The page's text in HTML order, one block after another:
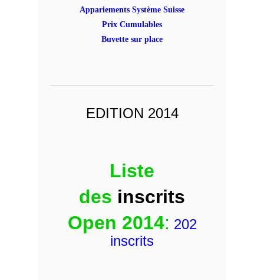
Appariements Système Suisse
Prix Cumulables
Buvette sur place
EDITION 2014
Liste
des inscrits
Open 2014: 202
inscrits